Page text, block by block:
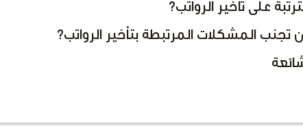
على تأخير الرواتب؟
المشكلات المرتبطة بتأخير الرواتب؟